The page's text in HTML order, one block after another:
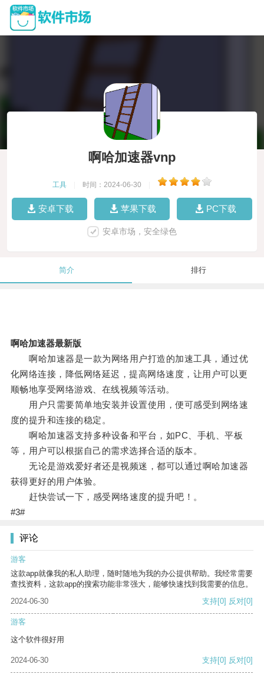
啊哈加速器vnp
工具 时间：2024-06-30
安卓下载 苹果下载 PC下载
安卓市场，安全绿色
简介 排行
啊哈加速器最新版
啊哈加速器是一款为网络用户打造的加速工具，通过优
化网络连接，降低网络延迟，提高网络速度，让用户可以更
顺畅地享受网络游戏、在线视频等活动。
用户只需要简单地安装并设置使用，便可感受到网络速
度的提升和连接的稳定。
啊哈加速器支持多种设备和平台，如PC、手机、平板
等，用户可以根据自己的需求选择合适的版本。
无论是游戏爱好者还是视频迷，都可以通过啊哈加速器
获得更好的用户体验。
赶快尝试一下，感受网络速度的提升吧！。
#3#
评论
游客
这款app就像我的私人助理，随时随地为我的办公提供帮助。我经常需要
查找资料，这款app的搜索功能非常强大，能够快速找到我需要的信息。
2024-06-30
支持[0] 反对[0]
游客
这个软件很好用
2024-06-30 支持[0] 反对[0]